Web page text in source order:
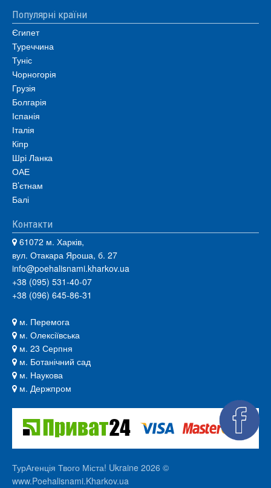
Популярні країни
Єгипет
Туреччина
Туніс
Чорногорія
Грузія
Болгарія
Іспанія
Італія
Кіпр
Шрі Ланка
ОАЕ
В’єтнам
Балі
Контакти
61072 м. Харків,
вул. Отакара Яроша, б. 27
info@poehalisnami.kharkov.ua
+38 (095) 531-40-07
+38 (096) 645-86-31
м. Перемога
м. Олексіївська
м. 23 Серпня
м. Ботанічний сад
м. Наукова
м. Держпром
ТурАгенція Твого Міста! Ukraine 2026 ©
www.Poehalisnami.Kharkov.ua